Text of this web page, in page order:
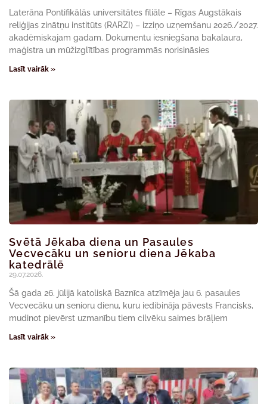
Laterāna Pontifikālās universitātes filiāle – Rīgas Augstākais
reliģijas zinātņu institūts (RARZI) – izziņo uzņemšanu 2026./2027.
akadēmiskajam gadam. Dokumentu iesniegšana bakalaura,
maģistra un mūžizglītības programmās norisināsies
Lasīt vairāk »
Svētā Jēkaba diena un Pasaules
Vecvecāku un senioru diena Jēkaba
katedrālē
29.07.2026.
Šā gada 26. jūlijā katoliskā Baznīca atzīmēja jau 6. pasaules
Vecvecāku un senioru dienu, kuru iedibināja pāvests Francisks,
mudinot pievērst uzmanību tiem cilvēku saimes brāļiem
Lasīt vairāk »